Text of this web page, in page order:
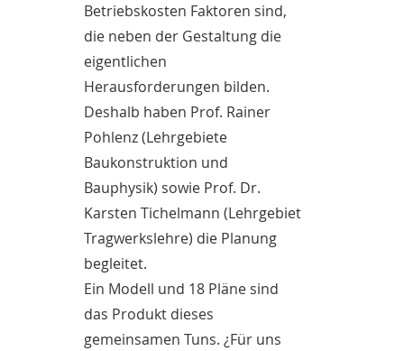
Betriebskosten Faktoren sind,
die neben der Gestaltung die
eigentlichen
Herausforderungen bilden.
Deshalb haben Prof. Rainer
Pohlenz (Lehrgebiete
Baukonstruktion und
Bauphysik) sowie Prof. Dr.
Karsten Tichelmann (Lehrgebiet
Tragwerkslehre) die Planung
begleitet.
Ein Modell und 18 Pläne sind
das Produkt dieses
gemeinsamen Tuns. ¿Für uns